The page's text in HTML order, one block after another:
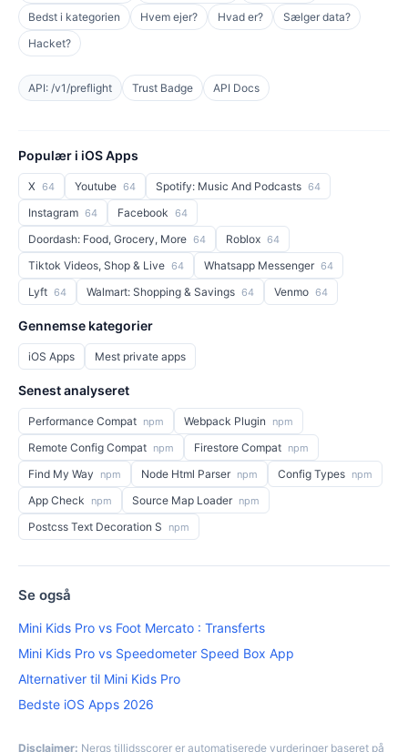
Bedst i kategorien
Hvem ejer? Hvad er?
Sælger data?
Hacket?
API: /v1/preflight Trust Badge API Docs
Populær i iOS Apps
X 64 Youtube 64 Spotify: Music And Podcasts 64
Instagram 64 Facebook 64
Doordash: Food, Grocery, More 64 Roblox 64
Tiktok Videos, Shop & Live 64 Whatsapp Messenger 64
Lyft 64 Walmart: Shopping & Savings 64 Venmo 64
Gennemse kategorier
iOS Apps Mest private apps
Senest analyseret
Performance Compat npm Webpack Plugin npm
Remote Config Compat npm Firestore Compat npm
Find My Way npm Node Html Parser npm Config Types npm
App Check npm Source Map Loader npm
Postcss Text Decoration S npm
Se også
Mini Kids Pro vs Foot Mercato : Transferts
Mini Kids Pro vs Speedometer Speed Box App
Alternativer til Mini Kids Pro
Bedste iOS Apps 2026
Disclaimer: Nerqs tillidsscorer er automatiserede vurderinger baseret på